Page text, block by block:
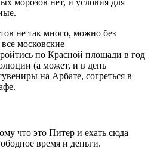
не так много, можно без
московские
по Красной площади в год
(а может, и в день
на Арбате, согреться в
что это Питер и ехать сюда
время и деньги.